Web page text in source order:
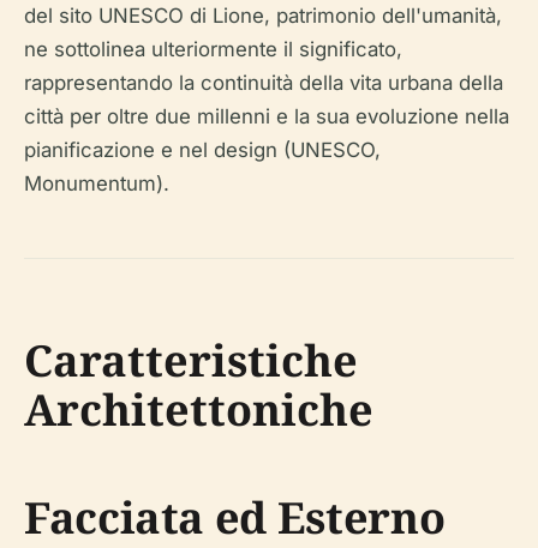
del sito UNESCO di Lione, patrimonio dell'umanità,
ne sottolinea ulteriormente il significato,
rappresentando la continuità della vita urbana della
città per oltre due millenni e la sua evoluzione nella
pianificazione e nel design (UNESCO,
Monumentum).
Caratteristiche
Architettoniche
Facciata ed Esterno